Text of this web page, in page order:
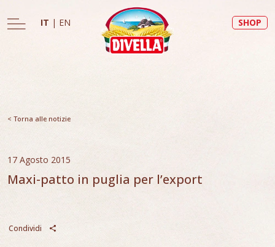
IT | EN SHOP
< Torna alle notizie
17 Agosto 2015
Maxi-patto in puglia per l’export
Condividi